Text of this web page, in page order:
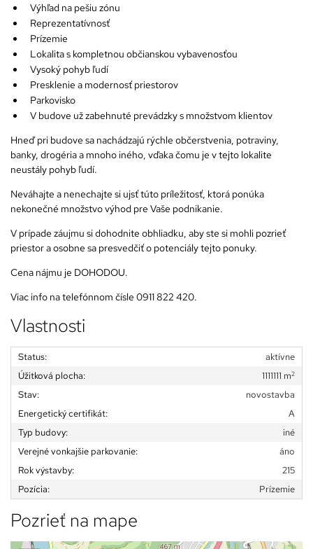
Výhľad na pešiu zónu
Reprezentatívnosť
Prízemie
Lokalita s kompletnou občianskou vybavenosťou
Vysoký pohyb ľudí
Presklenie a modernosť priestorov
Parkovisko
V budove už zabehnuté prevádzky s množstvom klientov
Hneď pri budove sa nachádzajú rýchle občerstvenia, potraviny,
banky, drogéria a mnoho iného, vďaka čomu je v tejto lokalite
neustály pohyb ľudí.
Neváhajte a nenechajte si ujsť túto príležitosť, ktorá ponúka
nekonečné množstvo výhod pre Vaše podnikanie.
V prípade záujmu si dohodnite obhliadku, aby ste si mohli pozrieť
priestor a osobne sa presvedčiť o potenciály tejto ponuky.
Cena nájmu je DOHODOU.
Viac info na telefónnom čísle 0911 822 420.
Vlastnosti
Status:
aktívne
Úžitková plocha:
1111111 m2
Stav:
novostavba
Energetický certifikát:
A
Typ budovy:
iné
Verejné vonkajšie parkovanie:
áno
Rok výstavby:
215
Pozícia:
Prízemie
Pozrieť na mape